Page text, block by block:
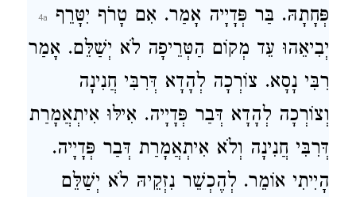
פְּחָתָהּ. בַּר פְּדָיָיה אָמַר. אִם טָרֹף יִטָּרֵף
יְבִיאֵהוּ עֵד מְקוֹם הַטְּרֵיפָה לֹא יְשַׁלֵּם. אָמַר
רִבִּי נָסָא. צוֹרְכָה לְהָדָא דְּרִבִּי חֲנִינָה
וְצוֹרְכָה לְהָדָא דְּבַר פְּדָיָיה. אִילּוּ אִיתְאֲמָרַת
דְּרִבִּי חֲנִינָה וְלֹא אִיתְאֲמָרַת דְּבַר פְּדָיָיה.
הָיִיתִי אוֹמֵר. לְהֶכְשֵׁר נִזְקֵיהּ לֹא יְשַׁלֵּם